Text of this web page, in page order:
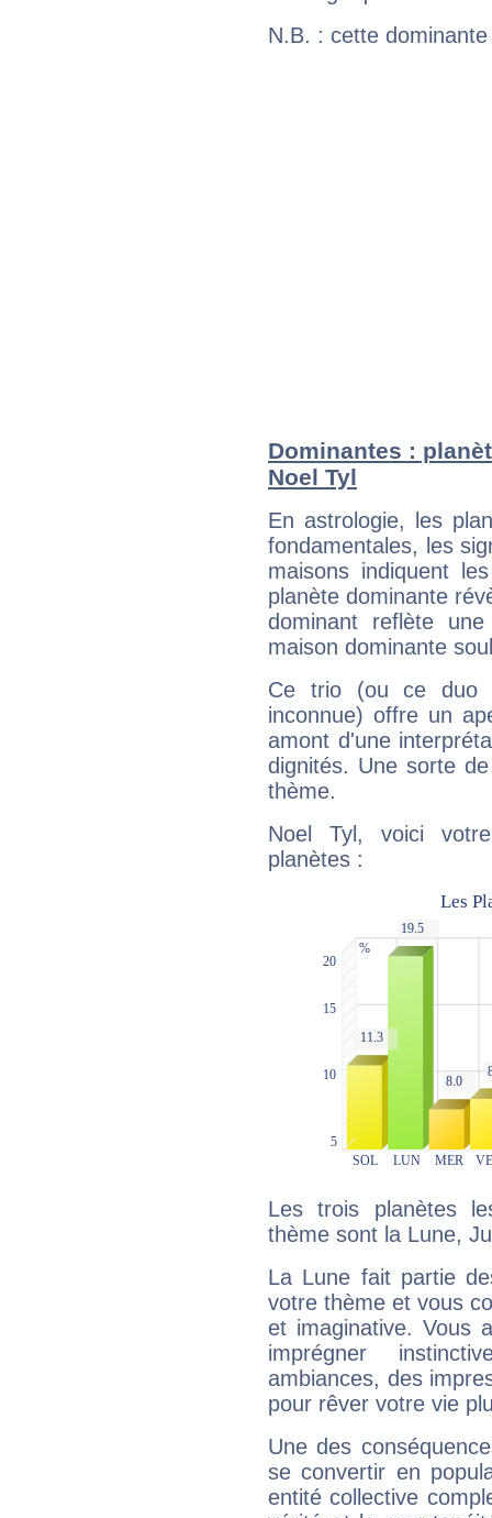
N.B. : cette
Dominantes :
Noel Tyl
En astrologie, les
fondamentales, les
maisons indiquent
planète dominante
dominant reflète
maison dominante
Ce trio (ou ce duo
inconnue) offre un
amont d'une
dignités. Une sorte
thème.
Noel Tyl, voici
planètes :
Les trois planètes
thème sont la Lune,
La Lune fait partie
votre thème et vous
et imaginative. Vous
imprégner
ambiances, des
pour rêver votre vie
Une des
se convertir en
entité collective